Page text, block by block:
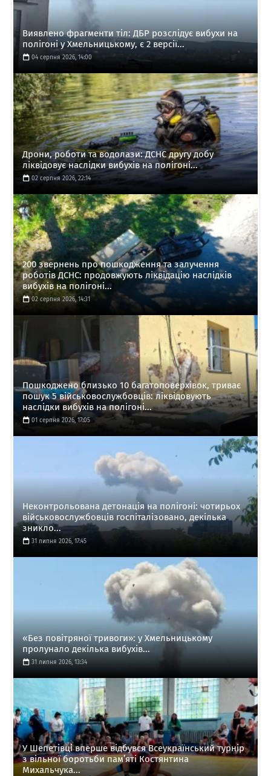
Виявлено фрагменти тіл: ДБР розслідує вибухи на
полігоні у Хмельницькому, є 2 версії...
04 серпня 2026, 14:00
Дрони, роботи та водолази: ДСНС другу добу
ліквідовує наслідки вибухів на полігоні...
02 серпня 2026, 22:14
200 звернень про пошкодження та залучення
роботів ДСНС: продовжують ліквідацію наслідків
вибухів на полігоні...
02 серпня 2026, 14:31
Пошкоджено близько 10 багатоповерхівок, триває
пошук 5 військовослужбовців: ліквідовують
наслідки вибухів на полігоні...
01 серпня 2026, 17:05
Неконтрольована детонація на полігоні: чотирьох
військовослужбовців госпіталізовано, декілька
зникло...
31 липня 2026, 17:45
«Без повітряної тривоги»: у Хмельницькому
пролунало декілька вибухів...
31 липня 2026, 13:34
У Шепетівці вперше відбувся Всеукраїнський турнір
з вільної боротьби пам’яті Костянтина
Михальчука...